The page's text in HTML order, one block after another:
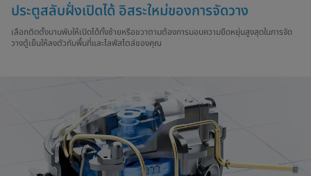
ประตูสลับฝั่งเปิดได้ อิสระใหม่ของการจัดวาง
เลือกติดตั้งบานพับให้เปิดได้ทั้งซ้ายหรือขวาตามต้องการมอบความยืดหยุ่นสูงสุดในการจัด
วางตู้เย็นให้ลงตัวกับพื้นที่และไลฟ์สไตล์ของคุณ